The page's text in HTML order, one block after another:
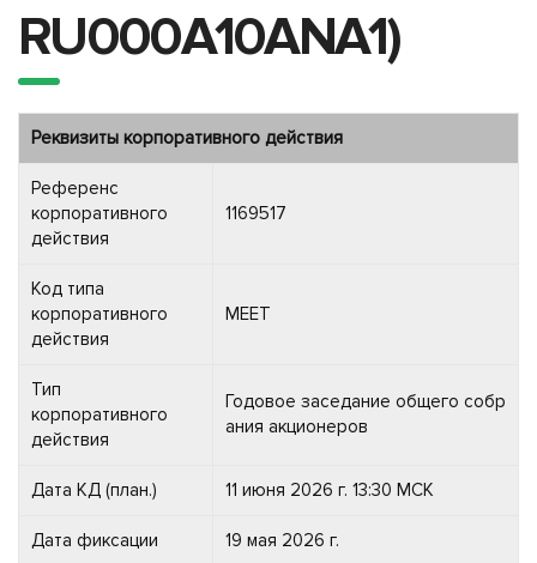
RU000A10ANA1)
Реквизиты корпоративного действия
Референс
корпоративного
действия
1169517
Код типа
корпоративного
действия
MEET
Тип
корпоративного
действия
Годовое заседание общего собр
ания акционеров
Дата КД (план.) 11 июня 2026 г. 13:30 МСК
Дата фиксации 19 мая 2026 г.